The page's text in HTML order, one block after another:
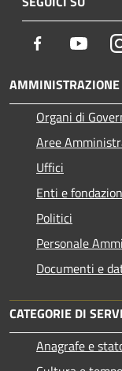
Facebook
AMMINISTRAZIONE
Organi di
Aree
Uffici
Enti e
Politici
Personale
Documenti e
CATEGORIE DI
Anagrafe e